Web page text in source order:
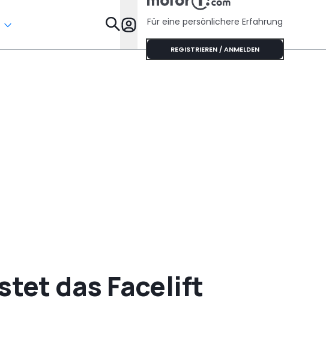
Specials
Für eine persönlichere Erfahrung
REGISTRIEREN / ANMELDEN
das Facelift
Risse haben